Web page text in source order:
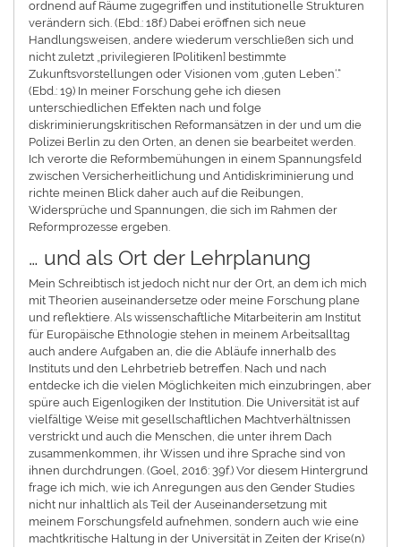
ordnend auf Räume zugegriffen und institutionelle Strukturen
verändern sich. (Ebd.: 18f.) Dabei eröffnen sich neue
Handlungsweisen, andere wiederum verschließen sich und
nicht zuletzt „privilegieren [Politiken] bestimmte
Zukunftsvorstellungen oder Visionen vom ‚guten Leben‘.“
(Ebd.: 19) In meiner Forschung gehe ich diesen
unterschiedlichen Effekten nach und folge
diskriminierungskritischen Reformansätzen in der und um die
Polizei Berlin zu den Orten, an denen sie bearbeitet werden.
Ich verorte die Reformbemühungen in einem Spannungsfeld
zwischen Versicherheitlichung und Antidiskriminierung und
richte meinen Blick daher auch auf die Reibungen,
Widersprüche und Spannungen, die sich im Rahmen der
Reformprozesse ergeben.
… und als Ort der Lehrplanung
Mein Schreibtisch ist jedoch nicht nur der Ort, an dem ich mich
mit Theorien auseinandersetze oder meine Forschung plane
und reflektiere. Als wissenschaftliche Mitarbeiterin am Institut
für Europäische Ethnologie stehen in meinem Arbeitsalltag
auch andere Aufgaben an, die die Abläufe innerhalb des
Instituts und den Lehrbetrieb betreffen. Nach und nach
entdecke ich die vielen Möglichkeiten mich einzubringen, aber
spüre auch Eigenlogiken der Institution. Die Universität ist auf
vielfältige Weise mit gesellschaftlichen Machtverhältnissen
verstrickt und auch die Menschen, die unter ihrem Dach
zusammenkommen, ihr Wissen und ihre Sprache sind von
ihnen durchdrungen. (Goel, 2016: 39f.) Vor diesem Hintergrund
frage ich mich, wie ich Anregungen aus den Gender Studies
nicht nur inhaltlich als Teil der Auseinandersetzung mit
meinem Forschungsfeld aufnehmen, sondern auch wie eine
machtkritische Haltung in der Universität in Zeiten der Krise(n)